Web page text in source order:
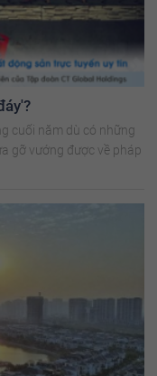
cuối năm dù có những
gỡ vướng được về pháp